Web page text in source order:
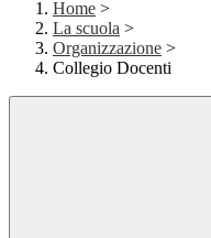
Home >
La scuola >
Organizzazione >
Collegio Docenti